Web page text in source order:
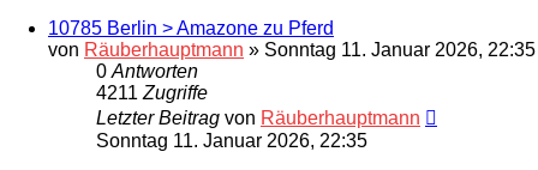
10785 Berlin > Amazone zu Pferd
von Räuberhauptmann » Sonntag 11. Januar 2026, 22:35
0 Antworten
4211 Zugriffe
Letzter Beitrag von Räuberhauptmann
Sonntag 11. Januar 2026, 22:35